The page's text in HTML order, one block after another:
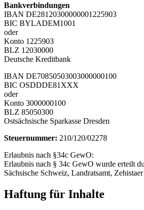
Bankverbindungen
IBAN DE28120300000001225903
BIC BYLADEM1001
oder
Konto 1225903
BLZ 12030000
Deutsche Kreditbank
IBAN DE70850503003000000100
BIC OSDDDE81XXX
oder
Konto 3000000100
BLZ 85050300
Ostsächsische Sparkasse Dresden
Steuernummer: 210/120/02278
Erlaubnis nach §34c GewO:
Erlaubnis nach § 34c GewO wurde erteilt
Sächsische Schweiz, Landratsamt,
Haftung für Inhalte